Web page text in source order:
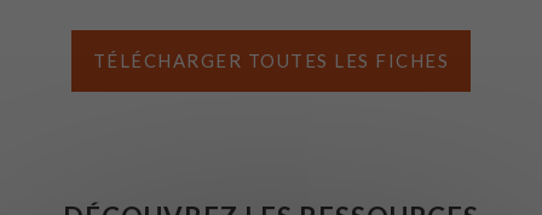
TÉLÉCHARGER TOUTES LES FICHES